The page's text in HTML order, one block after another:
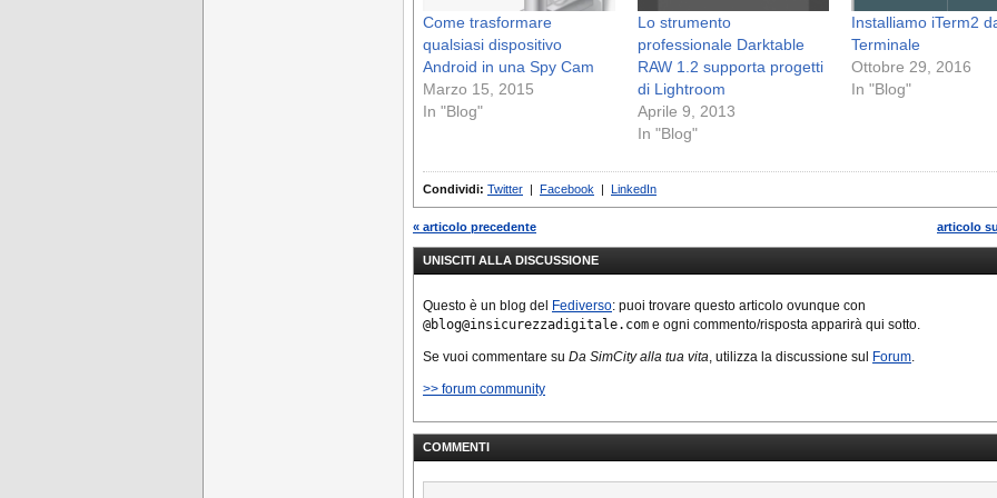
Come trasformare
qualsiasi dispositivo
Android in una Spy Cam
Marzo 15, 2015
In "Blog"
Lo strumento
professionale Darktable
RAW 1.2 supporta progetti
di Lightroom
Aprile 9, 2013
In "Blog"
Installiamo iTerm2
Terminale
Ottobre 29, 2016
In "Blog"
Condividi: Twitter Facebook LinkedIn
« articolo precedente articolo
UNISCITI ALLA DISCUSSIONE
Questo è un blog del Fediverso: puoi trovare questo articolo ovunque con
@blog@insicurezzadigitale.com e ogni commento/risposta apparirà qui sotto.
Se vuoi commentare su Da SimCity alla tua vita, utilizza la discussione sul Forum.
>> forum community
COMMENTI